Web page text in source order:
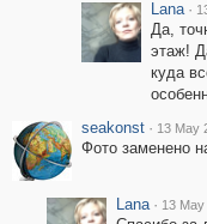
Lana ·
Да,
этаж!
куда
seakonst · 13 May
Фото заменено
Lana · 13